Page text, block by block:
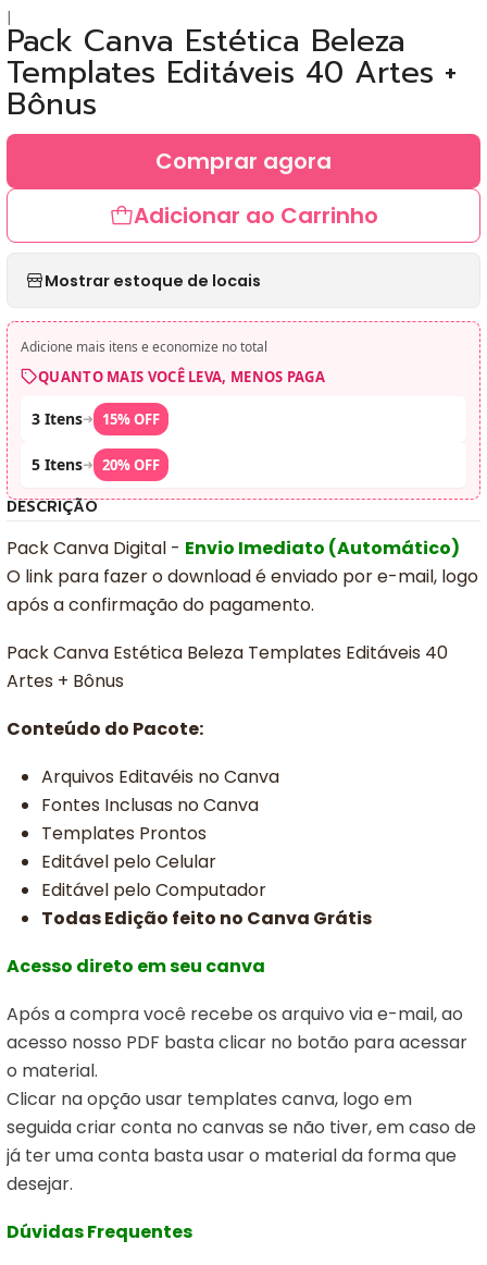
|Pack Canva Estética Beleza
Templates Editáveis 40 Artes +
Bônus
Adicionar ao Carrinho
Comprar agora
Mostrar estoque de locais
Adicione mais itens e economize no total
QUANTO MAIS VOCÊ LEVA, MENOS PAGA
3 Itens➜ 15% OFF
5 Itens➜ 20% OFF
DESCRIÇÃO
Pack Canva Digital - Envio Imediato (Automático)
O link para fazer o download é enviado por e-mail, logo
após a confirmação do pagamento.
Pack Canva Estética Beleza Templates Editáveis 40
Artes + Bônus
Conteúdo do Pacote:
Arquivos Editavéis no Canva
Fontes Inclusas no Canva
Templates Prontos
Editável pelo Celular
Editável pelo Computador
Todas Edição feito no Canva Grátis
Acesso direto em seu canva
Após a compra você recebe os arquivo via e-mail, ao
acesso nosso PDF basta clicar no botão para acessar
o material.
Clicar na opção usar templates canva, logo em
seguida criar conta no canvas se não tiver, em caso de
já ter uma conta basta usar o material da forma que
desejar.
Dúvidas Frequentes